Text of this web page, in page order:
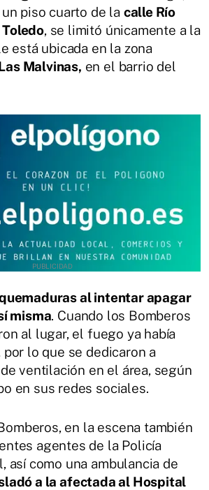
piso cuarto de la calle Río
, se limitó únicamente a la
está ubicada en la zona
Malvinas, en el barrio del
al intentar apagar
misma. Cuando los Bomberos
al lugar, el fuego ya había
lo que se dedicaron a
ventilación en el área, según
en sus redes sociales.
en la escena también
agentes de la Policía
así como una ambulancia de
a la afectada al Hospital